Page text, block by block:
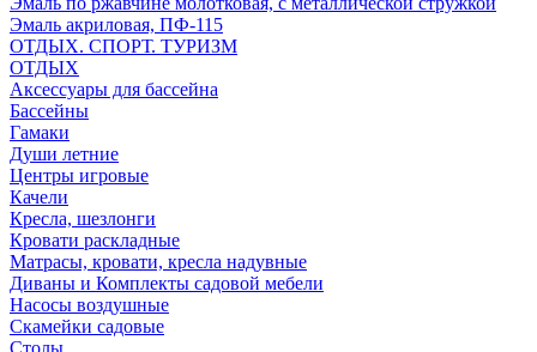
Эмаль акриловая, ПФ-115
ОТДЫХ. СПОРТ. ТУРИЗМ
ОТДЫХ
Аксессуары для бассейна
Бассейны
Гамаки
Души летние
Центры игровые
Качели
Кресла, шезлонги
Кровати раскладные
Матрасы, кровати, кресла надувные
Диваны и Комплекты садовой мебели
Насосы воздушные
Скамейки садовые
Столы